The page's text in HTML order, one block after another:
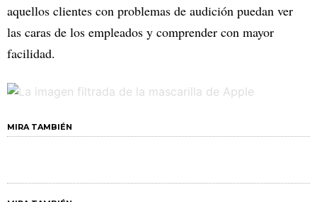
aquellos clientes con problemas de audición puedan ver
las caras de los empleados y comprender con mayor
facilidad.
MIRA TAMBIÉN